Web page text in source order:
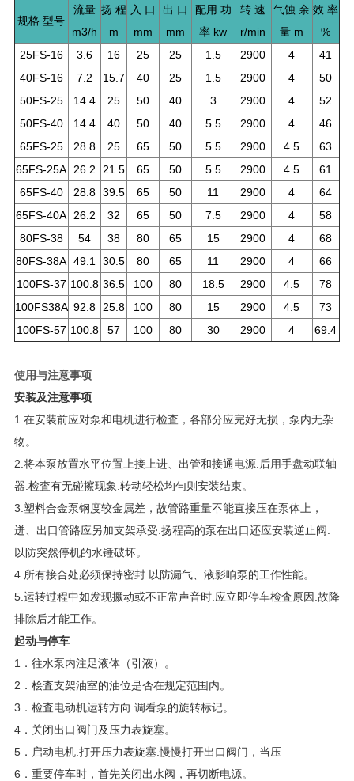
规格 型号
流量
m3/h
扬 程
m
入 口
mm
出 口
mm
配用 功
率 kw
转 速
r/min
气蚀 余
量 m
效 率
%
25FS-16
3.6 16 25 25 1.5 2900 4
41
40FS-16
7.2 15.7 40 25 1.5 2900 4
50
50FS-25
14.4 25 50 40 3 2900 4
52
50FS-40
14.4 40 50 40 5.5 2900 4
46
65FS-25
28.8 25 65 50 5.5 2900 4.5
63
65FS-25A
26.2 21.5 65 50 5.5 2900 4.5
61
65FS-40
28.8 39.5 65 50 11 2900 4
64
65FS-40A
26.2 32 65 50 7.5 2900 4
58
80FS-38
54 38 80 65 15 2900 4
68
80FS-38A 49.1 30.5 80 65 11 2900 4
66
100FS-37 100.8 36.5 100 80 18.5 2900 4.5
78
100FS38A 92.8 25.8 100 80 15 2900 4.5
73
100FS-57 100.8 57 100 80 30 2900 4 69.4
使用与注意事项
安装及注意事项
1.在安装前应对泵和电机进行检査，各部分应完好无损，泵内无杂
物。
2.将本泵放置水平位置上接上进、出管和接通电源.后用手盘动联轴
器.检査有无碰擦现象.转动轻松均勻则安装结束。
3.塑料合金泵钢度较金属差，故管路重量不能直接压在泵体上，
迸、出口管路应另加支架承受.扬程高的泵在出口还应安装逆止阀.
以防突然停机的水锤破坏。
4.所有接合处必须保持密封.以防漏气、液影响泵的工作性能。
5.运转过程中如发现撅动或不正常声音时.应立即停车检査原因.故降
排除后才能工作。
起动与停车
1．往水泵内注足液体（引液）。
2．桧査支架油室的油位是否在规定范围内。
3．检査电动机运转方向.调看泵的旋转标记。
4．关闭出口阀门及压力表旋塞。
5．启动电机.打开压力表旋塞.慢慢打开出口阀门，当压
6．重要停车时，首先关闭出水阀，再切断电源。